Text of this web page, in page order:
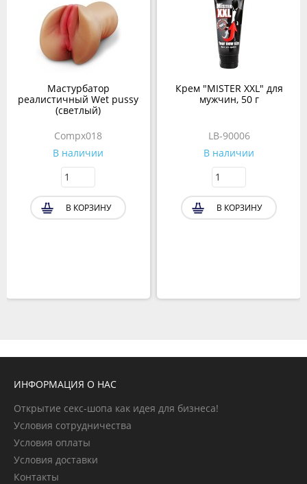
Мастурбатор
реалистичный Wet pussy
(светлый)
Compx018
В наличии
В КОРЗИНУ
Крем "MISTER XXL" для
мужчин, 50 г
LB-90006
В наличии
В КОРЗИНУ
ИНФОРМАЦИЯ О НАС
Открытие секс-шопа как идея для бизнеса!
Условия сотрудничества
Условия оплаты
Условия доставки
Контакты